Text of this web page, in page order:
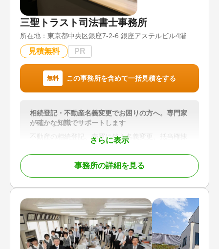
三聖トラスト司法書士事務所
所在地： 東京都中央区銀座7-2-6 銀座アステルビル4階
見積無料 PR
無料 この事務所を含めて一括見積をする
さらに表示
相続登記・不動産名義変更でお困りの方へ。専門家
が確かな知識でサポートします
不動産の相続登記、売買に伴う名義変更、抵当権抹
消登記など、不動産登記に関するお悩みに幅広く対
応しています。
「何から始めればよいかわからない」
そのようなお客様に対し、相続・登記に精通した司
法書士が状況を丁寧に整理し、必要な手続きと解決
までの道筋をわかりやすくご案内します。
事務所の詳細を見る